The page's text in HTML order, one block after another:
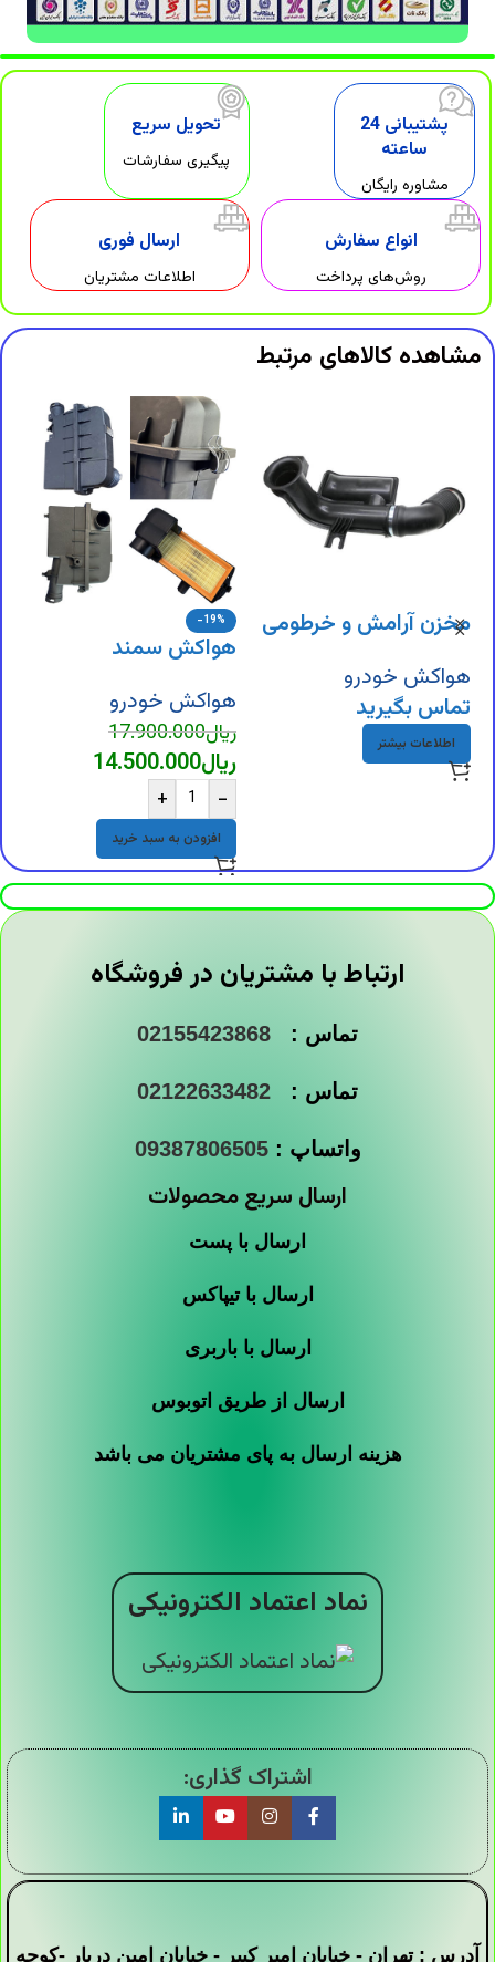
پشتیبانی 24
ساعته
مشاوره رایگان
تحویل سریع
پیگیری سفارشات
انواع سفارش
روش‌های پرداخت
ارسال فوری
اطلاعات مشتریان
مشاهده کالاهای مرتبط
مخزن آرامش و خرطومی
هواکش خودرو
تماس بگیرید
اطلاعات بیشتر
-19%
هواکش سمند
هواکش خودرو
ریال17.900.000
ریال14.500.000
-
+
افزودن به سبد خرید
ارتباط با مشتریان در فروشگاه
تماس : 02155423868
تماس : 02122633482
واتساپ :09387806505
ارسال سریع محصولات
ارسال با پست
ارسال با تیپاکس
ارسال با باربری
ارسال از طریق اتوبوس
هزینه ارسال به پای مشتریان می باشد
نماد اعتماد الکترونیکی
اشتراک گذاری:
آدرس : تهران - خیابان امیر کبیر - خیابان امین دربار -کوچه